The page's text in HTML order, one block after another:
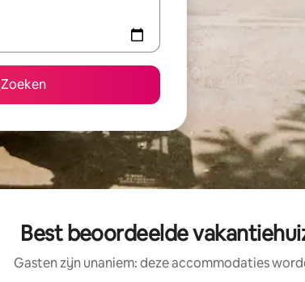
Zoeken
Best beoordeelde
Gasten zijn unaniem: deze accommodaties